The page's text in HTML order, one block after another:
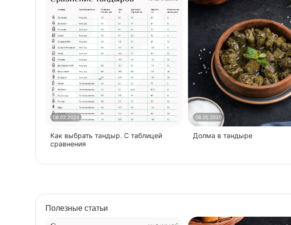
08.02.2024
Как выбрать тандыр. С таблицей
сравнения
06.05.2020
​Долма в тандыре
Полезные статьи